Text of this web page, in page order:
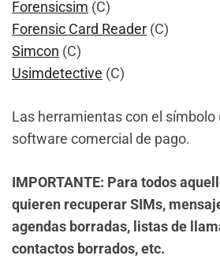
Forensicsim (C)
Forensic Card Reader (C)
Simcon (C)
Usimdetective (C)
Las herramientas con el símbolo
software comercial de pago.
IMPORTANTE: Para todos
quieren recuperar SIMs,
agendas borradas, listas de
contactos borrados, etc.